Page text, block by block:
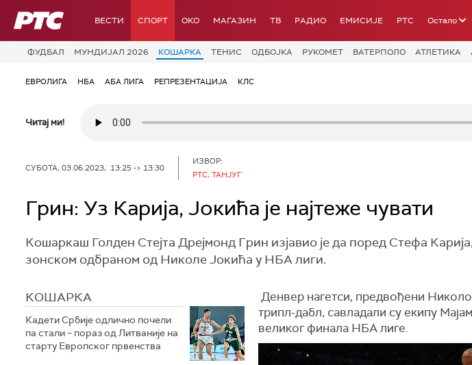
РТС ВЕСТИ СПОРТ OKO МАГАЗИН ТВ РАДИО ЕМИСИЈЕ РТС Остало
ФУДБАЛ МУНДИЈАЛ 2026 КОШАРКА ТЕНИС ОДБОЈКА РУКОМЕТ ВАТЕРПОЛО АТЛЕТИКА
ЕВРОЛИГА НБА АБА ЛИГА РЕПРЕЗЕНТАЦИЈА КЛС
Читај ми!
СУБОТА, 03.06.2023, 13:25 -> 13:30
ИЗВОР:
РТС, ТАНЈУГ
Грин: Уз Карија, Јокића је најтеже чувати
Кошаркаш Голден Стејта Дрејмонд Грин изјавио је да поред Стефа
зонском одбраном од Николе Јокића у НБА лиги.
КОШАРКА
Кадети Србије одлично почели
па стали – пораз од Литваније на
старту Европског првенства
Денвер нагетси, предвођени
трипл-дабл, савладали су екипу
великог финала НБА лиге.